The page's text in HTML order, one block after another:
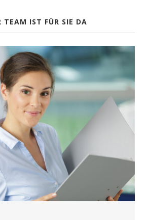
TEAM IST FÜR SIE DA